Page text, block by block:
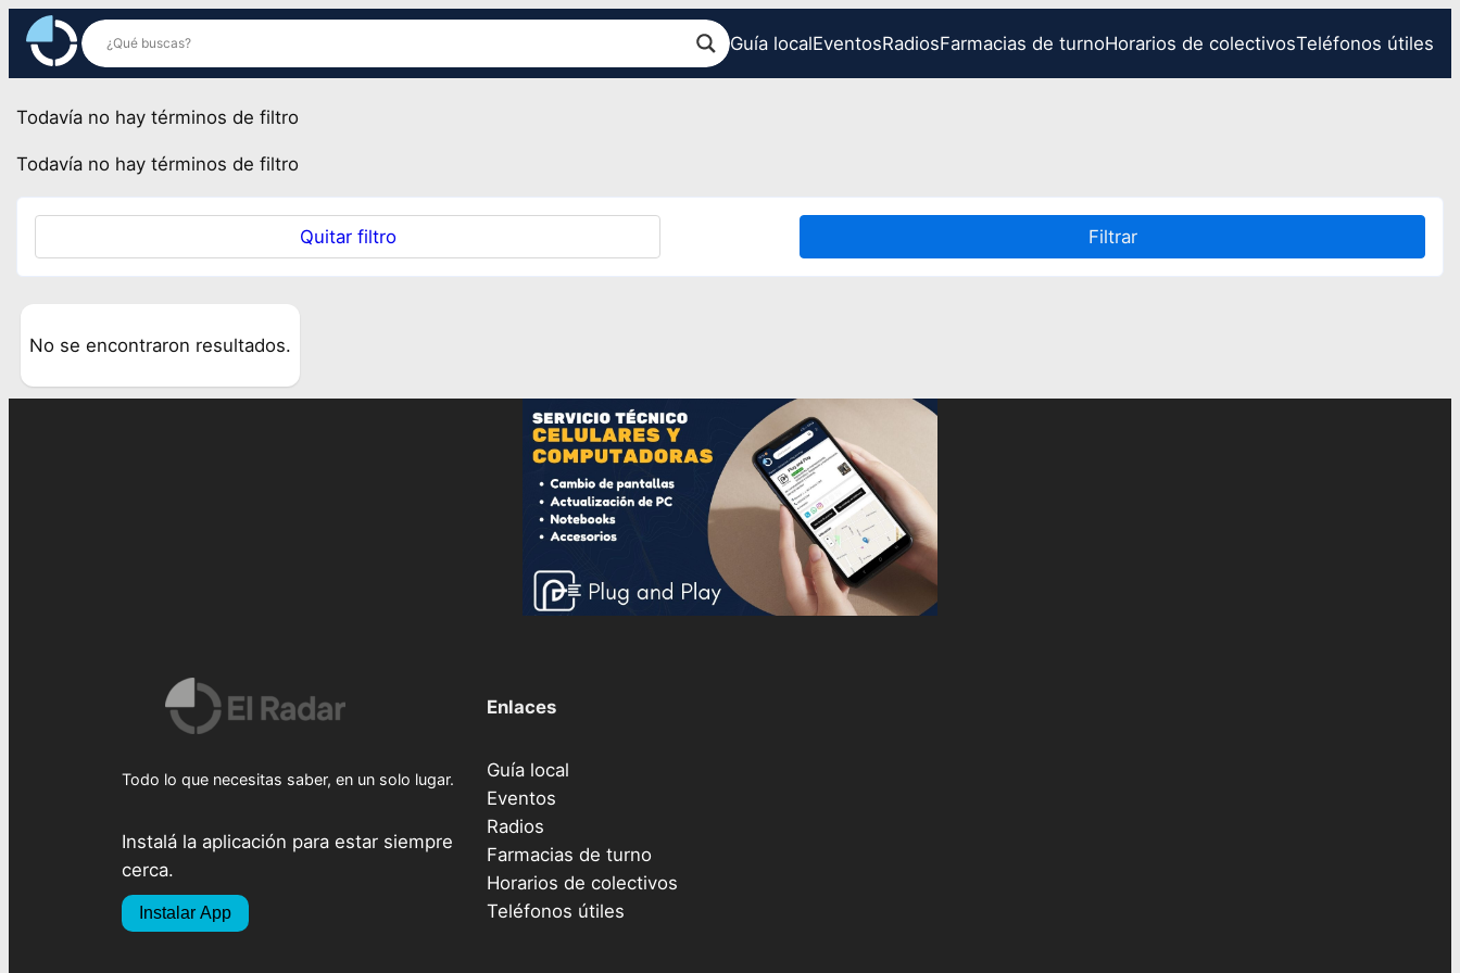
Saltar
contenido
Guía localEventosRadiosFarmacias de turnoHorarios de colectivosTeléfonos útiles
Todavía no hay términos de filtro
Todavía no hay términos de filtro
Filtrar
Quitar filtro
No se encontraron resultados.
Todo lo que necesitas saber, en un solo lugar.
Instalá la aplicación para estar siempre
cerca.
Instalar App
Enlaces
Guía local
Eventos
Radios
Farmacias de turno
Horarios de colectivos
Teléfonos útiles